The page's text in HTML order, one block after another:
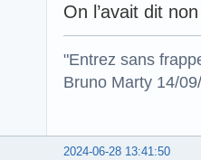
On l’avait dit
"Entrez sans
Bruno Marty 14/
2024-06-28 13:41:50